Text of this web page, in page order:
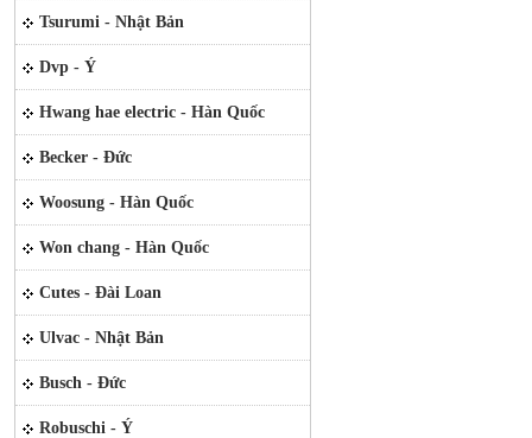
Tsurumi - Nhật Bản
Dvp - Ý
Hwang hae electric - Hàn Quốc
Becker - Đức
Woosung - Hàn Quốc
Won chang - Hàn Quốc
Cutes - Đài Loan
Ulvac - Nhật Bản
Busch - Đức
Robuschi - Ý